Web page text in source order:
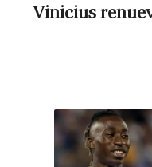
Vinicius